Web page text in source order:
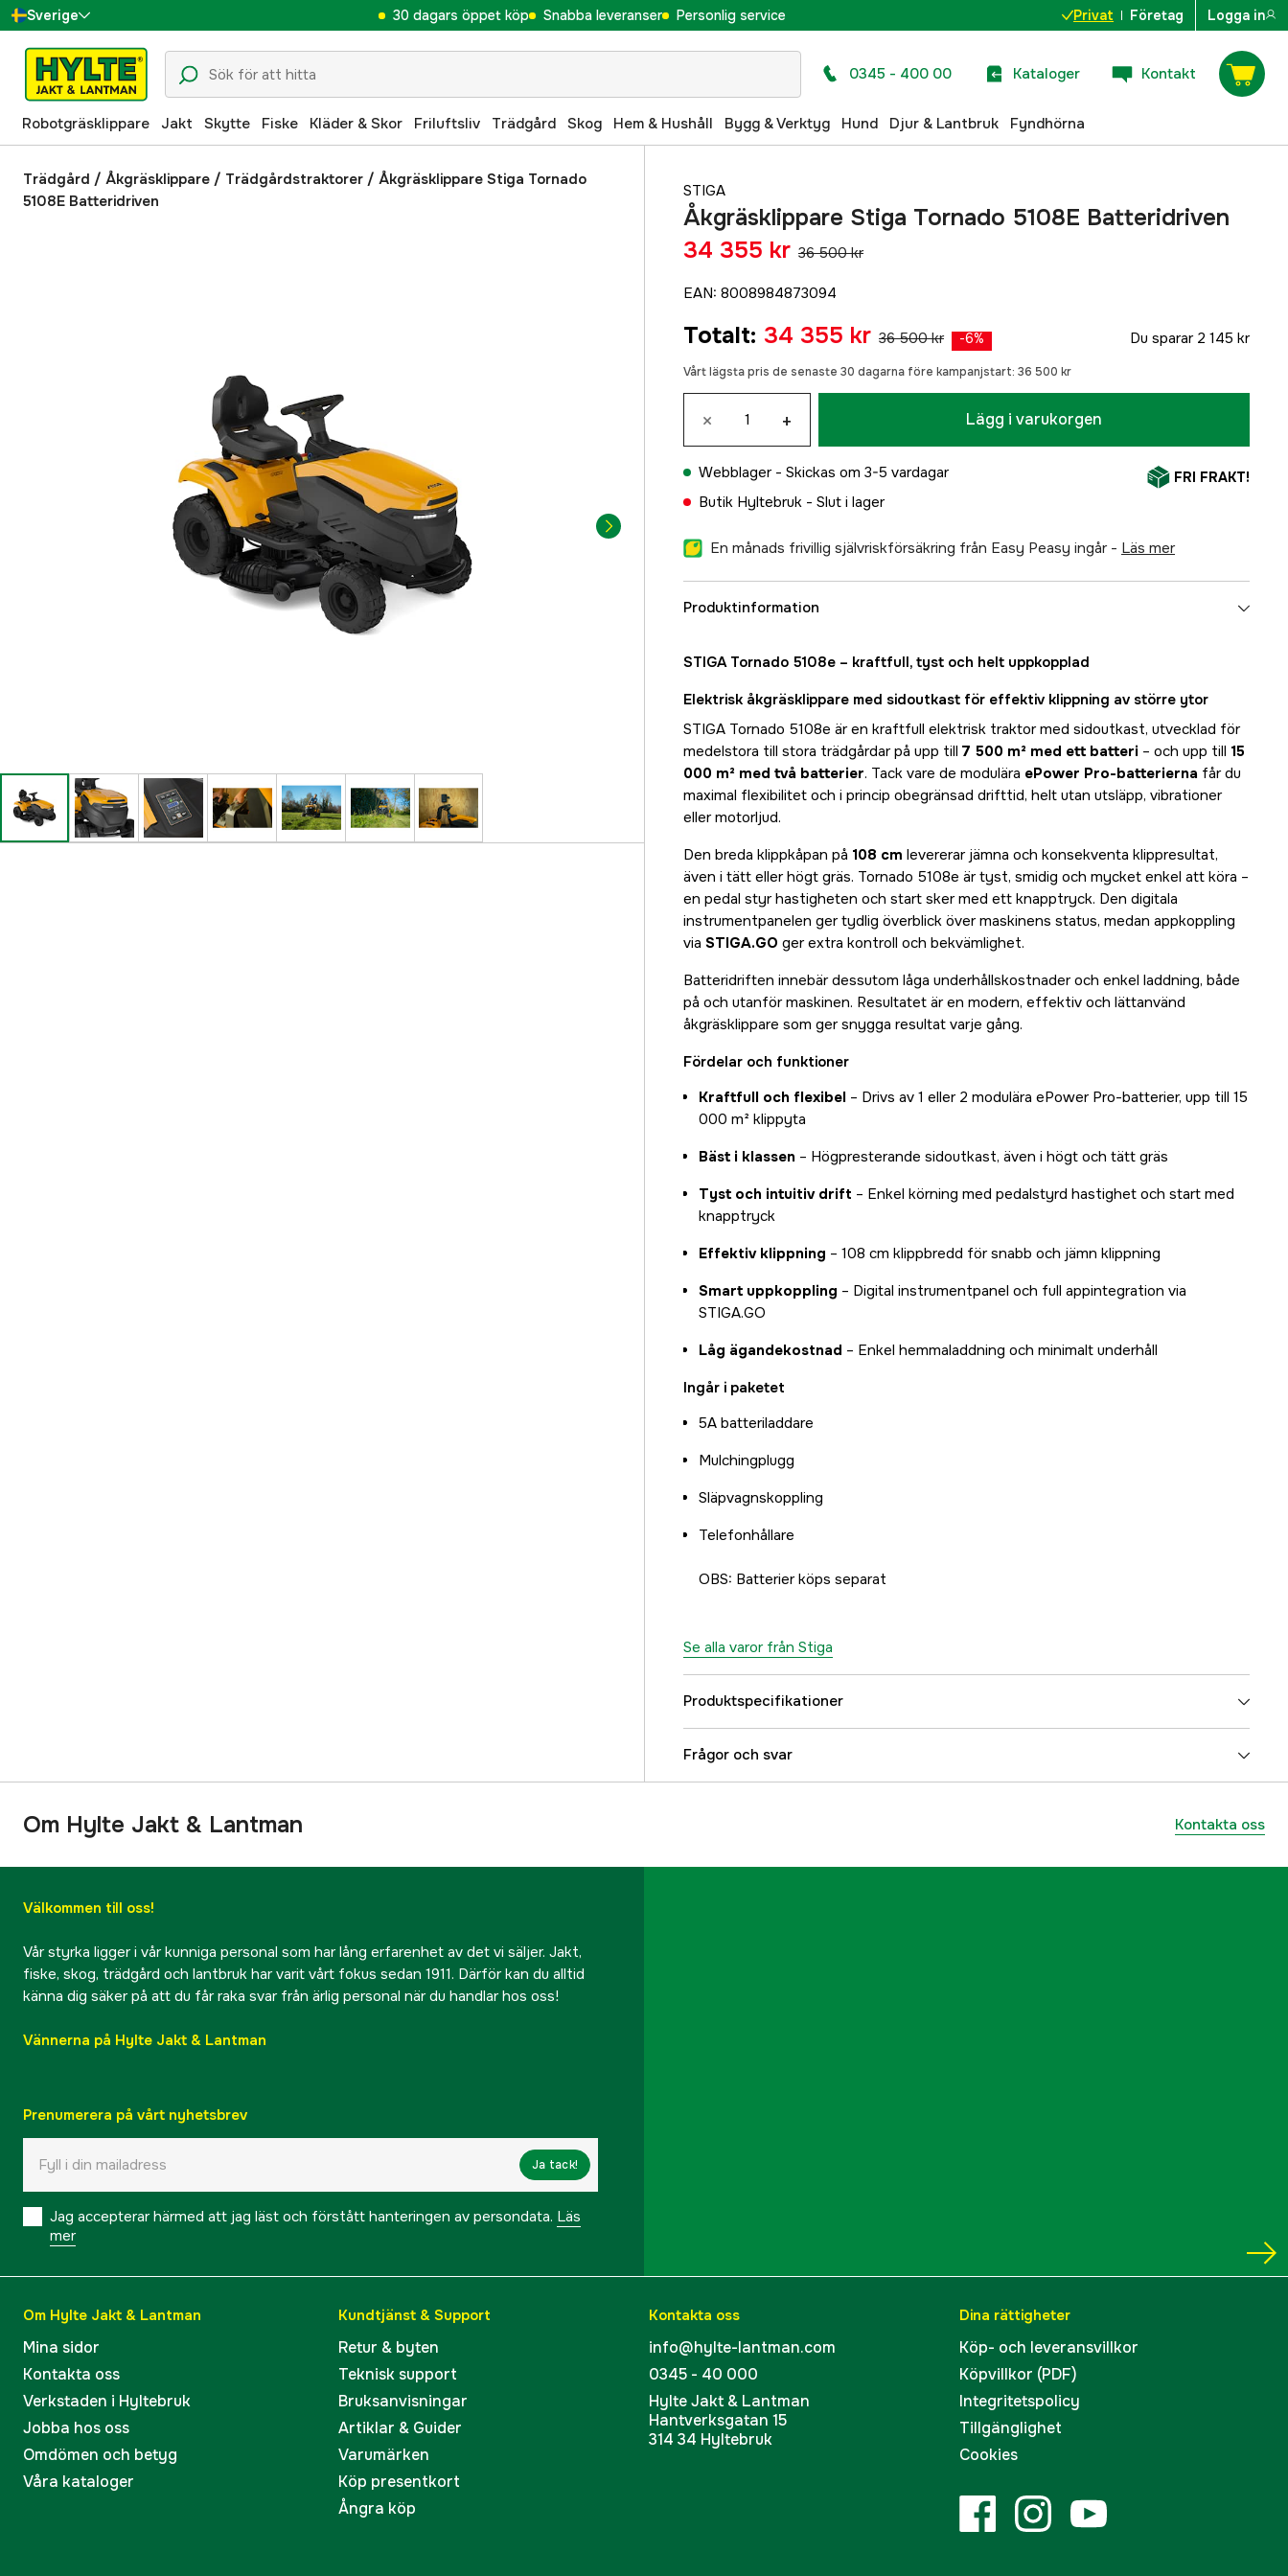
Sverige
Danmark
Suomi
Norge
Deutschland
30 dagars öppet köp Snabba leveranser Personlig service Privat Företag Logga in
0345 - 400 00 Kataloger Kontakt
Robotgräsklippare Jakt Skytte Fiske Kläder & Skor Friluftsliv Trädgård Skog Hem & Hushåll Bygg & Verktyg Hund Djur & Lantbruk Fyndhörna
Trädgård / Åkgräsklippare / Trädgårdstraktorer / Åkgräsklippare Stiga Tornado
5108E Batteridriven
STIGA
Åkgräsklippare Stiga Tornado 5108E Batteridriven
34 355 kr 36 500 kr
EAN: 8008984873094
Totalt: 34 355 kr 36 500 kr -6% Du sparar 2 145 kr
Vårt lägsta pris de senaste 30 dagarna före kampanjstart: 36 500 kr
× + Lägg i varukorgen
Webblager - Skickas om 3-5 vardagar
Butik Hyltebruk - Slut i lager
FRI FRAKT!
En månads frivillig självriskförsäkring från Easy Peasy ingår - läs mer
Produktinformation
STIGA Tornado 5108e – kraftfull, tyst och helt uppkopplad
Elektrisk åkgräsklippare med sidoutkast för effektiv klippning av större ytor
STIGA Tornado 5108e är en kraftfull elektrisk traktor med sidoutkast, utvecklad för
medelstora till stora trädgårdar på upp till 7 500 m² med ett batteri – och upp till 15
000 m² med två batterier. Tack vare de modulära ePower Pro-batterierna får du
maximal flexibilitet och i princip obegränsad drifttid, helt utan utsläpp, vibrationer
eller motorljud.
Den breda klippkåpan på 108 cm levererar jämna och konsekventa klippresultat,
även i tätt eller högt gräs. Tornado 5108e är tyst, smidig och mycket enkel att köra –
en pedal styr hastigheten och start sker med ett knapptryck. Den digitala
instrumentpanelen ger tydlig överblick över maskinens status, medan appkoppling
via STIGA.GO ger extra kontroll och bekvämlighet.
Batteridriften innebär dessutom låga underhållskostnader och enkel laddning, både
på och utanför maskinen. Resultatet är en modern, effektiv och lättanvänd
åkgräsklippare som ger snygga resultat varje gång.
Fördelar och funktioner
Kraftfull och flexibel – Drivs av 1 eller 2 modulära ePower Pro-batterier, upp till 15
000 m² klippyta
Bäst i klassen – Högpresterande sidoutkast, även i högt och tätt gräs
Tyst och intuitiv drift – Enkel körning med pedalstyrd hastighet och start med
knapptryck
Effektiv klippning – 108 cm klippbredd för snabb och jämn klippning
Smart uppkoppling – Digital instrumentpanel och full appintegration via
STIGA.GO
Låg ägandekostnad – Enkel hemmaladdning och minimalt underhåll
Ingår i paketet
5A batteriladdare
Mulchingplugg
Släpvagnskoppling
Telefonhållare
OBS: Batterier köps separat
Se alla varor från Stiga
Produktspecifikationer
Drivkälla
Frågor och svar
Om Hylte Jakt & Lantman Kontakta oss
Välkommen till oss!
Vår styrka ligger i vår kunniga personal som har lång erfarenhet av det vi säljer. Jakt,
fiske, skog, trädgård och lantbruk har varit vårt fokus sedan 1911. Därför kan du alltid
känna dig säker på att du får raka svar från ärlig personal när du handlar hos oss!
Vännerna på Hylte Jakt & Lantman
Prenumerera på vårt nyhetsbrev
Ja tack!
Jag accepterar härmed att jag läst och förstått hanteringen av persondata. Läs
mer
Om Hylte Jakt & Lantman
Mina sidor
Kontakta oss
Verkstaden i Hyltebruk
Jobba hos oss
Omdömen och betyg
Våra kataloger
Kundtjänst & Support
Retur & byten
Teknisk support
Bruksanvisningar
Artiklar & Guider
Varumärken
Köp presentkort
Ångra köp
Kontakta oss
info@hylte-lantman.com
0345 - 40 000
Hylte Jakt & Lantman
Hantverksgatan 15
314 34 Hyltebruk
Dina rättigheter
Köp- och leveransvillkor
Köpvillkor (PDF)
Integritetspolicy
Tillgänglighet
Cookies